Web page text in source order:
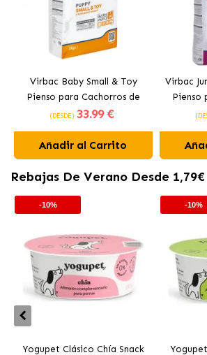
Virbac Baby Small & Toy
Pienso para Cachorros de
Raza Pequeña
(DESDE) 33.99 €
Añadir al Carrito
Virbac
Pienso
Rebajas De Verano Desde 1,79€
-10%
Yogupet Clásico Chía Snack
-10%